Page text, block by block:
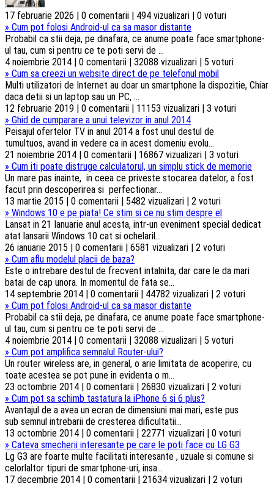
17 februarie 2026 | 0 comentarii | 494 vizualizari | 0 voturi
» Cum pot folosi Android-ul ca sa masor distante
Probabil ca stii deja, pe dinafara, ce anume poate face smartphone-
ul tau, cum si pentru ce te poti servi de ...
4 noiembrie 2014 | 0 comentarii | 32088 vizualizari | 5 voturi
» Cum sa creezi un website direct de pe telefonul mobil
Multi utilizatori de Internet au doar un smartphone la dispozitie, Chiar
daca detii si un laptop sau un PC, ...
12 februarie 2019 | 0 comentarii | 11153 vizualizari | 3 voturi
» Ghid de cumparare a unui televizor in anul 2014
Peisajul ofertelor TV in anul 2014 a fost unul destul de
tumultuos, avand in vedere ca in acest domeniu evolu...
21 noiembrie 2014 | 0 comentarii | 16867 vizualizari | 3 voturi
» Cum iti poate distruge calculatorul, un simplu stick de memorie
Un mare pas inainte, in ceea ce priveste stocarea datelor, a fost
facut prin descoperirea si perfectionar...
13 martie 2015 | 0 comentarii | 5482 vizualizari | 2 voturi
» Windows 10 e pe piata! Ce stim si ce nu stim despre el
Lansat in 21 Ianuarie anul acesta, intr-un eveniment special dedicat
atat lansarii Windows 10 cat si ochelaril...
26 ianuarie 2015 | 0 comentarii | 6581 vizualizari | 2 voturi
» Cum aflu modelul placii de baza?
Este o intrebare destul de frecvent intalnita, dar care le da mari
batai de cap unora. In momentul de fata se...
14 septembrie 2014 | 0 comentarii | 44782 vizualizari | 2 voturi
» Cum pot folosi Android-ul ca sa masor distante
Probabil ca stii deja, pe dinafara, ce anume poate face smartphone-
ul tau, cum si pentru ce te poti servi de ...
4 noiembrie 2014 | 0 comentarii | 32088 vizualizari | 5 voturi
» Cum pot amplifica semnalul Router-ului?
Un router wireless are, in general, o arie limitata de acoperire, cu
toate acestea se pot pune in evidenta o m...
23 octombrie 2014 | 0 comentarii | 26830 vizualizari | 2 voturi
» Cum pot sa schimb tastatura la iPhone 6 si 6 plus?
Avantajul de a avea un ecran de dimensiuni mai mari, este pus
sub semnul intrebarii de cresterea dificultatii...
13 octombrie 2014 | 0 comentarii | 22771 vizualizari | 0 voturi
» Cateva smecherii interesante pe care le poti face cu LG G3
Lg G3 are foarte multe facilitati interesante , uzuale si comune si
celorlaltor tipuri de smartphone-uri, insa...
17 decembrie 2014 | 0 comentarii | 21634 vizualizari | 2 voturi